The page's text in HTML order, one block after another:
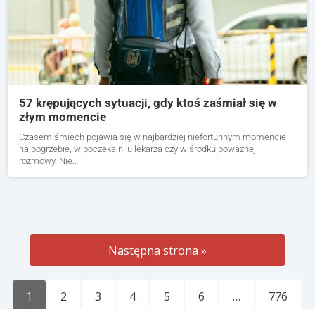
57 krępujących sytuacji, gdy ktoś zaśmiał się w
złym momencie
Czasem śmiech pojawia się w najbardziej niefortunnym momencie —
na pogrzebie, w poczekalni u lekarza czy w środku poważnej
rozmowy. Nie…
Następna strona »
1 2 3 4 5 6 … 776